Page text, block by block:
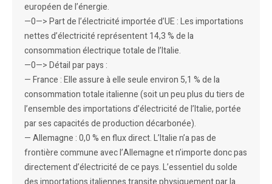
européen de l’énergie.
—0—> Part de l’électricité importée d’UE : Les importations
nettes d’électricité représentent 14,3 % de la
consommation électrique totale de l’Italie.
—0—> Détail par pays :
— France : Elle assure à elle seule environ 5,1 % de la
consommation totale italienne (soit un peu plus du tiers de
l’ensemble des importations d’électricité de l’Italie, portée
par ses capacités de production décarbonée).
— Allemagne : 0,0 % en flux direct. L’Italie n’a pas de
frontière commune avec l’Allemagne et n’importe donc pas
directement d’électricité de ce pays. L’essentiel du solde